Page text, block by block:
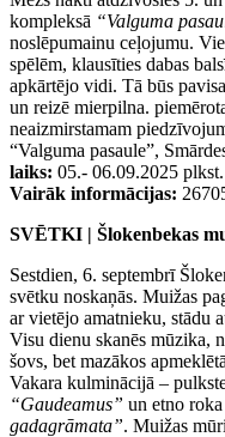
kompleksā “Valguma
noslēpumainu ceļojumu.
spēlēm, klausīties dabas
apkārtējo vidi. Tā būs
un reizē mierpilna.
neaizmirstamam
“Valguma pasaule”,
laiks: 05.- 06.09.2025
Vairāk informācijas:
SVĒTKI | Šlokenbekas
Sestdien, 6. septembrī
svētku noskaņās. Muižas
ar vietējo amatnieku, stādu
Visu dienu skanēs mūzika,
šovs, bet mazākos
Vakara kulminācijā –
“Gaudeamus” un etno
gadagrāmata”. Muižas